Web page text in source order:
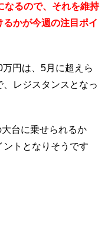
なるので、それを維持
かが今週の注目ポイ
円は、5月に超えら
レジスタンスとなっ
台に乗せられるか
トとなりそうです